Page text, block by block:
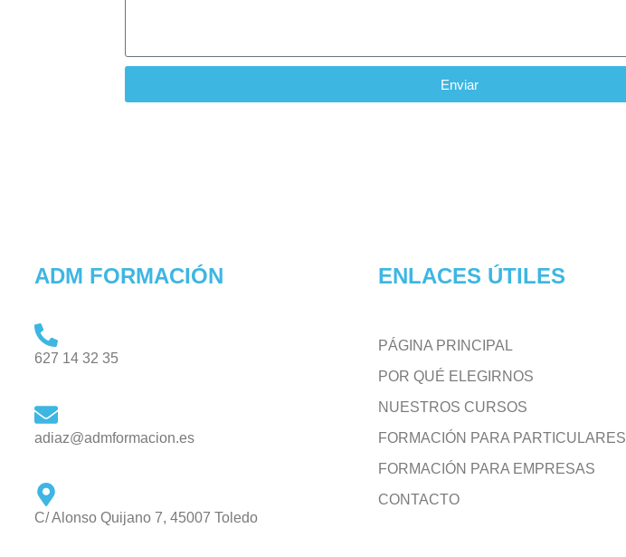
Enviar
ADM FORMACIÓN
627 14 32 35
adiaz@admformacion.es
C/ Alonso Quijano 7, 45007 Toledo
ENLACES ÚTILES
PÁGINA PRINCIPAL
POR QUÉ ELEGIRNOS
NUESTROS CURSOS
FORMACIÓN PARA PARTICULARES
FORMACIÓN PARA EMPRESAS
CONTACTO